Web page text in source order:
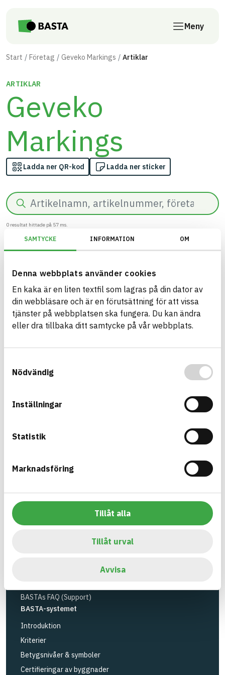
SAMTYCKE INFORMATION OM
Denna webbplats använder cookies
En kaka är en liten textfil som lagras på din dator av
din webbläsare och är en förutsättning för att vissa
tjänster på webbplatsen ska fungera. Du kan ändra
eller dra tillbaka ditt samtycke på vår webbplats.
Nödvändig
Inställningar
Statistik
Marknadsföring
Tillåt alla
Tillåt urval
Avvisa
Meny
Start Företag Geveko Markings Artiklar
ARTIKLAR
Geveko
Markings
Ladda ner QR-kod Ladda ner sticker
Sök
0 resultat hittade på 57 ms.
Filter Återställ filter
Miljöbyggnad/Generation 4.X/Indikator 9 - Utfasning av farliga
Bygg med BASTA - medvetna
BASTA-systemet är ensamt på marknaden om att
erbjuda kostnadsfri och publikt tillgänglig
anläggningsprodukter. BASTA-systemet erbjuder
även bedömningskriterier och betyg kopplat till
Verktyg
Loggbok
BASTAs FAQ (Support)
BASTA-systemet
Introduktion
Kriterier
Betygsnivåer & symboler
Certifieringar av byggnader